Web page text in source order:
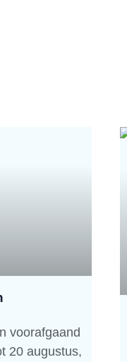
voorafgaand
20 augustus,